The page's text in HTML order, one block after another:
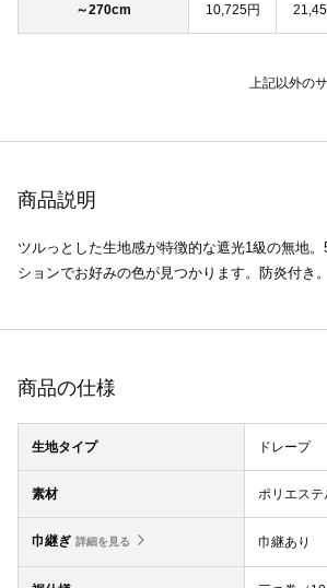
～270cm 10,725円
上記以外の
商品説明
ツルっとした生地感が特徴的な遮光1級の無地
ションでお好みの色が見つかります。防炎付き。
商品の仕様
生地タイプ ドレープ
素材 ポリエス
巾継ぎ 詳細を見る 巾継あり